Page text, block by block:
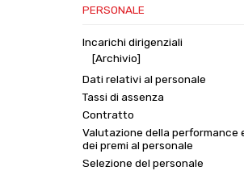
PERSONALE
Incarichi dirigenziali
[Archivio]
Dati relativi al personale
Tassi di assenza
Contratto
Valutazione della performance
dei premi al personale
Selezione del personale